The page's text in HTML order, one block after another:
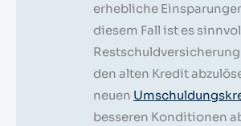
erhebliche
diesem Fall ist es
den alten Kredit
neuen
besseren Konditionen